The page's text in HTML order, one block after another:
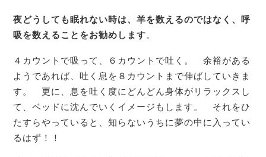
夜どうしても眠れない時は、羊を数えるのではなく、呼
吸を数えることをお勧めします。
４カウントで吸って、６カウントで吐く。 余裕がある
ようであれば、吐く息を８カウントまで伸ばしていきま
す。 更に、息を吐く度にどんどん身体がリラックスし
て、ベッドに沈んでいくイメージもします。 それをひ
たすらやっていると、知らないうちに夢の中に入ってい
るはず！！